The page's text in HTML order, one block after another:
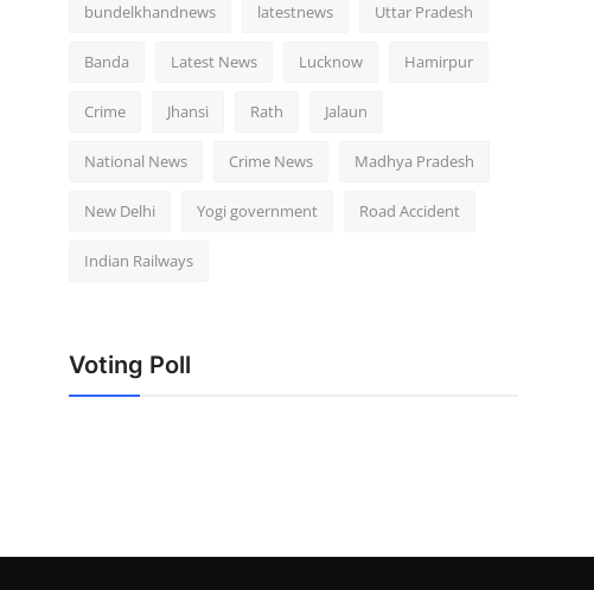
bundelkhandnews latestnews Uttar Pradesh
Banda Latest News Lucknow Hamirpur
Crime Jhansi Rath Jalaun
National News Crime News Madhya Pradesh
New Delhi Yogi government Road Accident
Indian Railways
Voting Poll